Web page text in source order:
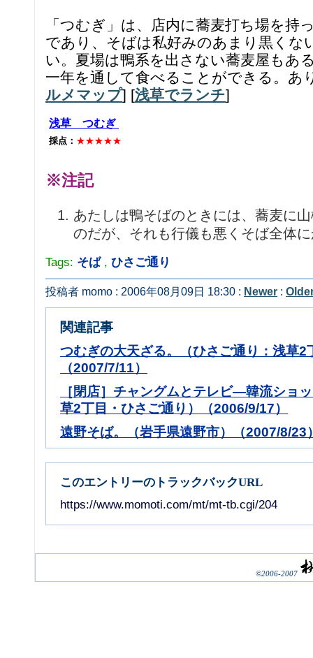
「つむぎ」は、店内に蕎麦打ち場を持
であり、そばは私好みのあまり黒くな
い。夏場は鴨系を出さない蕎麦屋もあ
一年を通して食べることができる。あ
ルメマップ] [浅草でランチ]
浅草 つむぎ
採点： ★★★★★
※注記
あたしは鴨そばのときには、蕎麦に
のだが、それも行儀も悪くそば全体
Tags: そば, ひさご通り
投稿者 momo : 2006年08月09日 18:30 : Newer :
関連記事
つむぎの大天ざる。（ひさご通り：浅草2
（2007/7/11）
［閉店］チャングムとテレビ―韓流ショ
草2丁目・ひさご通り）（2006/9/17）
遠野そば。（岩手県遠野市）（2007/8/23
このエントリーのトラックバックURL
https://www.momoti.com/mt/mt-tb.cgi/204
©2006-2007